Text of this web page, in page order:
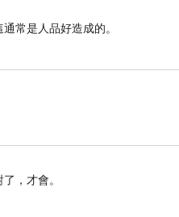
常是人品好造成的。
，才會。